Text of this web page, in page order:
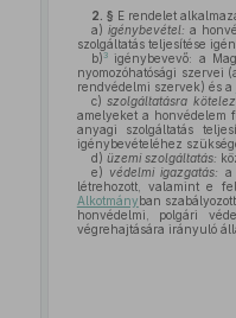
2. § E rendelet
a) igénybevétel: a
szolgáltatás teljesítése
b) 3igénybevevő: a
nyomozóhatósági szervei
rendvédelmi szervek) és a
c) szolgáltatásra
amelyeket a honvédelem
anyagi szolgáltatás
igénybevételéhez
d) üzemi szolgáltatás:
e) védelmi igazgatás: a
létrehozott, valamint e
Alkotmányban
honvédelmi, polgári
végrehajtására irányuló